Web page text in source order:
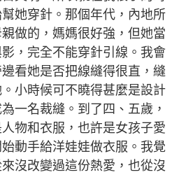
她穿針。那個年代，內地所
做的，媽媽很好強，但她當
，完全不能穿針引線。我會
看她是否把線縫得很直，縫
小時候可不曉得甚麼是設計
一名裁縫。到了四、五歲，
物和衣服，也許是女孩子愛
動手給洋娃娃做衣服。我覺
沒改變過這份熱愛，也從沒